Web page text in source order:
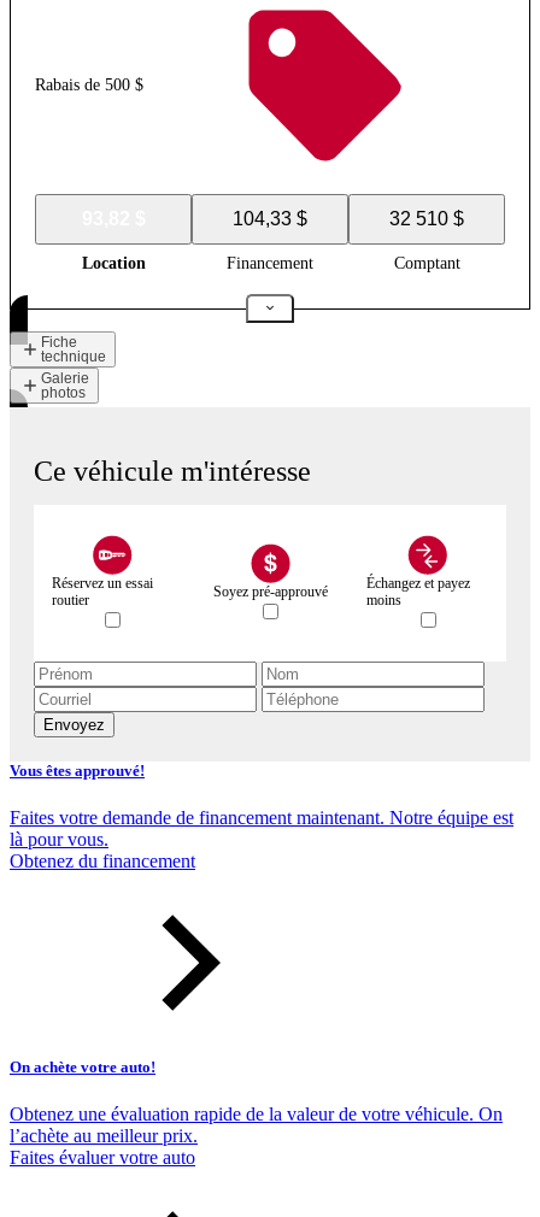
Rabais de 500 $
104,33 $ 32 510 $
Location Financement Comptant
Fiche
technique
Galerie
photos
Ce véhicule m'intéresse
Réservez un essai
routier
Soyez pré-approuvé
Échangez et payez
moins
Envoyez
Vous êtes approuvé!
Faites votre demande de financement maintenant. Notre équipe est
là pour vous.
Obtenez du financement
On achète votre auto!
Obtenez une évaluation rapide de la valeur de votre véhicule. On
l’achète au meilleur prix.
Faites évaluer votre auto